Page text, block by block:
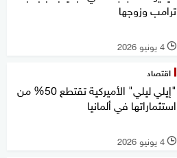
ترامب وزوجها
l 4 يونيو 2026
اقتصاد
"إيلي ليلي" الأميركية تقتطع 50% من
استثماراتها في ألمانيا
l 4 يونيو 2026